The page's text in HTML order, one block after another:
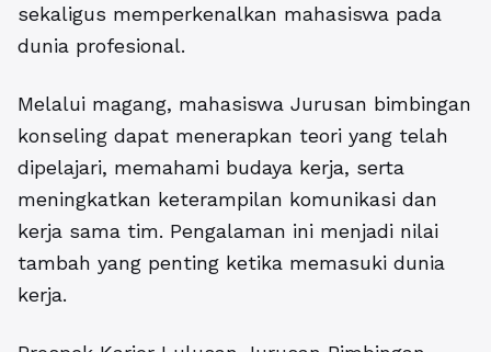
sekaligus memperkenalkan mahasiswa pada
dunia profesional.
Melalui magang, mahasiswa Jurusan bimbingan
konseling dapat menerapkan teori yang telah
dipelajari, memahami budaya kerja, serta
meningkatkan keterampilan komunikasi dan
kerja sama tim. Pengalaman ini menjadi nilai
tambah yang penting ketika memasuki dunia
kerja.